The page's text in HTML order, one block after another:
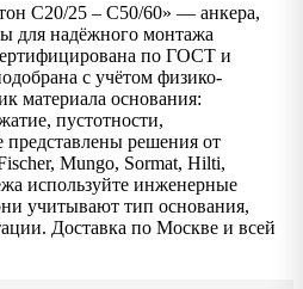
C20/25 – C50/60» — анкера,
для надёжного монтажа
по ГОСТ и
с учётом физико-
материала основания:
пустотности,
представлены решения от
Mungo, Sormat, Hilti,
используйте инженерные
учитывают тип основания,
Доставка по Москве и всей